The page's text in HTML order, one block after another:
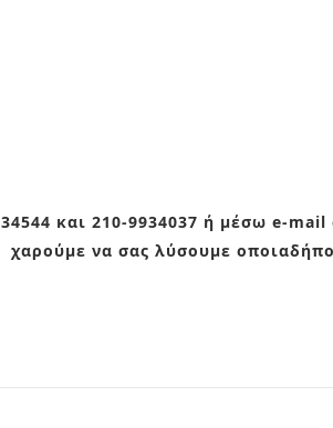
και 210-9934037 ή μέσω e-
χαρούμε να σας λύσουμε